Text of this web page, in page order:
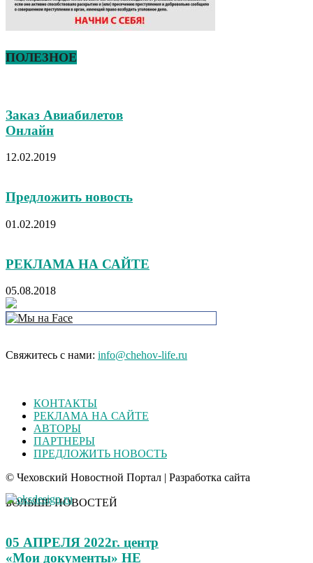
ПОЛЕЗНОЕ
Заказ Авиабилетов
Онлайн
12.02.2019
Предложить новость
01.02.2019
РЕКЛАМА НА САЙТЕ
05.08.2018
Свяжитесь с нами: info@chehov-life.ru
КОНТАКТЫ
РЕКЛАМА НА САЙТЕ
АВТОРЫ
ПАРТНЕРЫ
ПРЕДЛОЖИТЬ НОВОСТЬ
© Чеховский Новостной Портал | Разработка сайта
БОЛЬШЕ НОВОСТЕЙ
05 АПРЕЛЯ 2022г. центр
«Мои документы» НЕ